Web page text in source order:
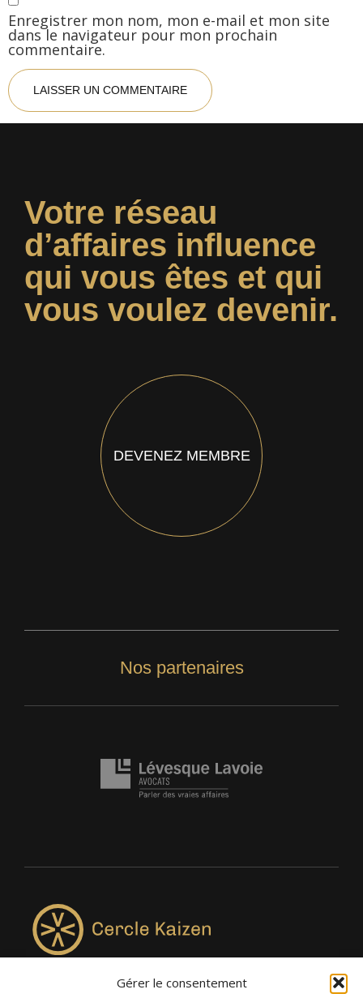
Gérer le consentement
Enregistrer mon nom, mon e-mail et mon site
dans le navigateur pour mon prochain
commentaire.
Votre réseau
d’affaires influence
qui vous êtes et qui
vous voulez devenir.
DEVENEZ MEMBRE
Nos partenaires
4957, rue Lionel-Groulx, bureau 819, Saint-Augustin-de-